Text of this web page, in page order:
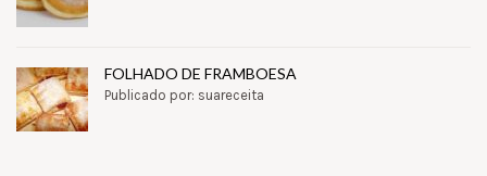
FOLHADO DE FRAMBOESA
Publicado por: suareceita